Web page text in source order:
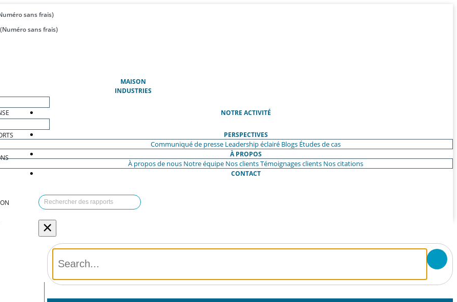
sans frais)
sans frais)
MAISON(ACTUEL)
INDUSTRIES
NOTRE ACTIVITÉ
PERSPECTIVES
Communiqué de presse Leadership éclairé Blogs Études de cas
À PROPOS
À propos de nous Notre équipe Nos clientsTémoignages clients Nos citations
CONTACT
×